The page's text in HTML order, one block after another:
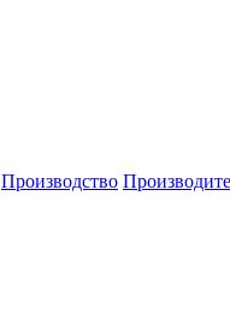
Производство